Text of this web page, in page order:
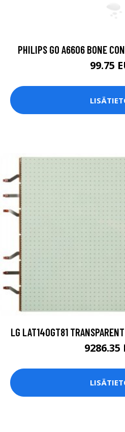
PHILIPS GO A6606 BONE
99.75
LG LAT140GT81
9286.35